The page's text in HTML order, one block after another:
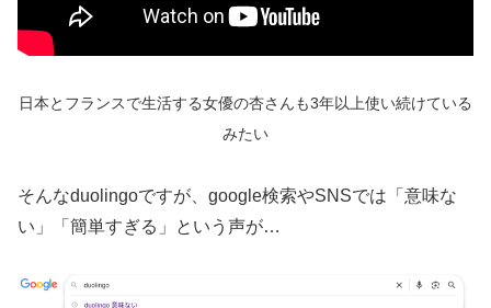
日本とフランスで生活する女優の杏さんも3年以上使い続けている
みたい
そんなduolingoですが、google検索やSNSでは「意味な
い」「簡単すぎる」という声が…